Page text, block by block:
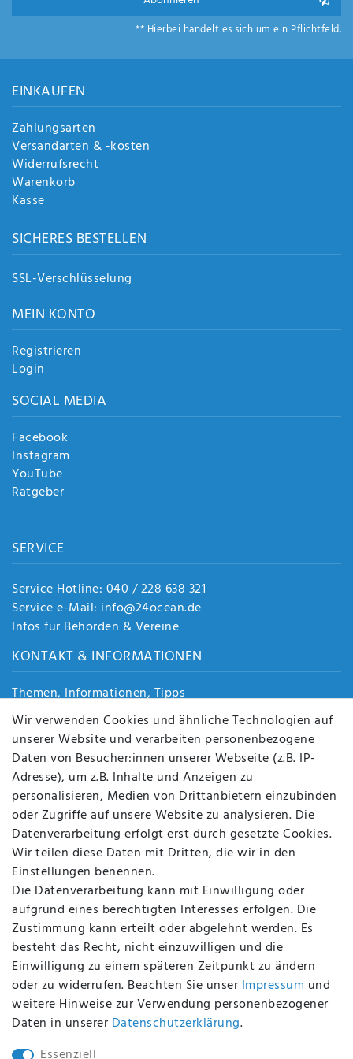
sen
n
** Hierbei handelt es sich um ein Pflichtfeld.
EINKAUFEN
Zahlungsarten
Versandarten & -kosten
Widerrufsrecht
Warenkorb
Kasse
SICHERES BESTELLEN
SSL-Verschlüsselung
MEIN KONTO
Registrieren
Login
SOCIAL MEDIA
Facebook
Instagram
YouTube
Ratgeber
SERVICE
Service Hotline: 040 / 228 638 321
Service e-Mail: info@24ocean.de
Infos für Behörden & Vereine
KONTAKT & INFORMATIONEN
Themen, Informationen, Tipps
Jobs
Über uns
Kontakt
Datenschutz
AGB
FAQ
Batterieentsorgung
Altölverordnung
Impressum
BEQUEM UND SICHER BEZAHLEN MIT
BEI UNS SIND SIE SICHER!
Wir verwenden Cookies und ähnliche Technologien auf
unserer Website und verarbeiten personenbezogene
Daten von Besucher:innen unserer Webseite (z.B. IP-
Adresse), um z.B. Inhalte und Anzeigen zu
personalisieren, Medien von Drittanbietern einzubinden
oder Zugriffe auf unsere Website zu analysieren. Die
Datenverarbeitung erfolgt erst durch gesetzte Cookies.
Wir teilen diese Daten mit Dritten, die wir in den
Einstellungen benennen.
Die Datenverarbeitung kann mit Einwilligung oder
aufgrund eines berechtigten Interesses erfolgen. Die
Zustimmung kann erteilt oder abgelehnt werden. Es
besteht das Recht, nicht einzuwilligen und die
Einwilligung zu einem späteren Zeitpunkt zu ändern
oder zu widerrufen. Beachten Sie unser Impressum und
weitere Hinweise zur Verwendung personenbezogener
Daten in unserer Daten­schutz­erklärung.